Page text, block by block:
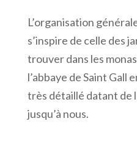
L’organisation
s’inspire de celle des
trouver dans les
l’abbaye de Saint Gall
très détaillé datant de
jusqu’à nous.